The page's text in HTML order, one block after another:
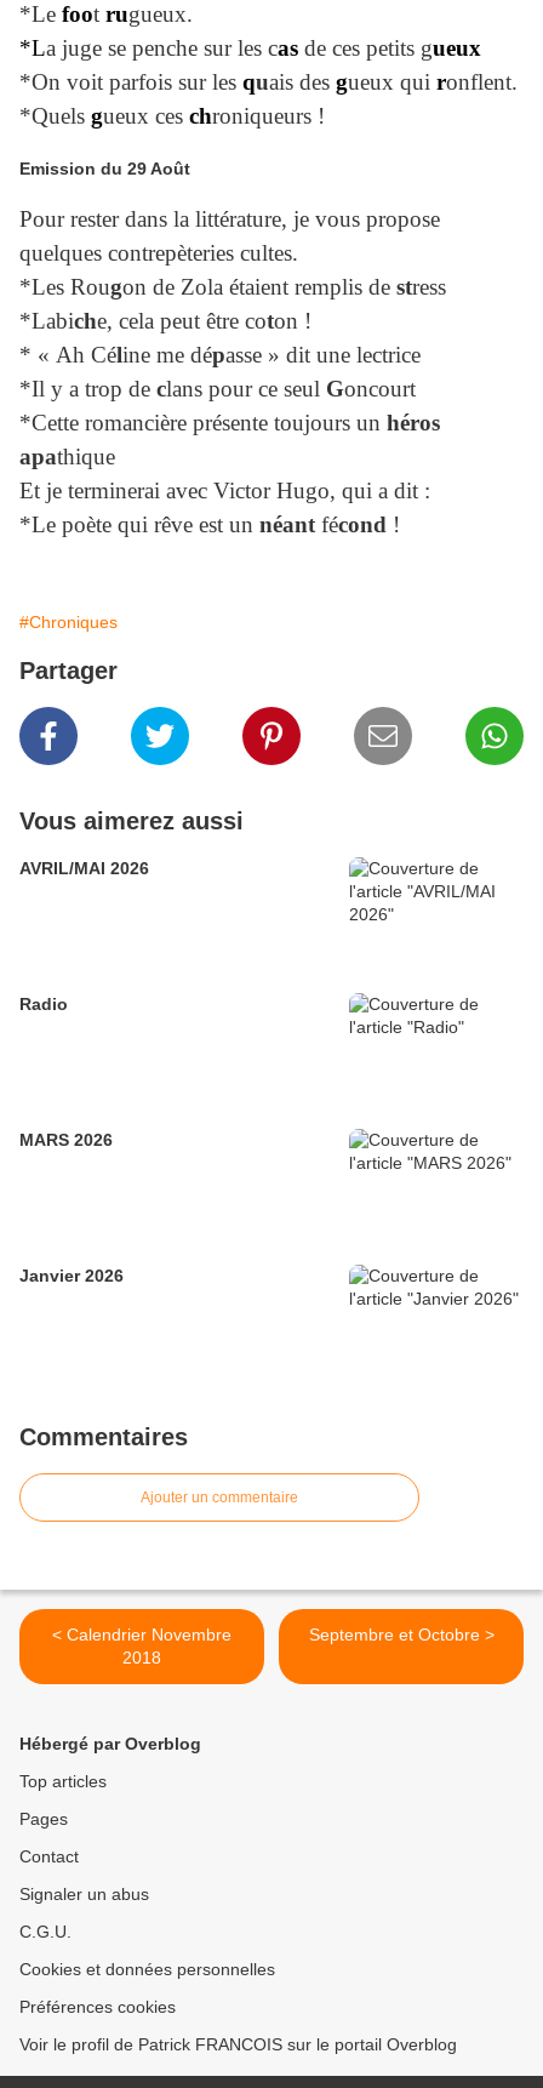
*Le foot rugueux.
*La juge se penche sur les cas de ces petits gueux
*On voit parfois sur les quais des gueux qui ronflent.
*Quels gueux ces chroniqueurs !
Emission du 29 Août
Pour rester dans la littérature, je vous propose
quelques contrepèteries cultes.
*Les Rougon de Zola étaient remplis de stress
*Labiche, cela peut être coton !
* « Ah Céline me dépasse » dit une lectrice
*Il y a trop de clans pour ce seul Goncourt
*Cette romancière présente toujours un héros
apathique
Et je terminerai avec Victor Hugo, qui a dit :
*Le poète qui rêve est un néant fécond !
#Chroniques
Partager
Vous aimerez aussi
AVRIL/MAI 2026
Radio
MARS 2026
Janvier 2026
Commentaires
Ajouter un commentaire
< Calendrier Novembre
2018
Septembre et Octobre >
Hébergé par Overblog
Top articles
Pages
Contact
Signaler un abus
C.G.U.
Cookies et données personnelles
Préférences cookies
Voir le profil de Patrick FRANCOIS sur le portail Overblog